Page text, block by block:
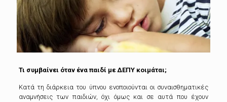
Τι συμβαίνει όταν ένα παιδί με ΔΕΠΥ κοιμάται;
Κατά τη διάρκεια του ύπνου ενοποιούνται οι συναισθηματικές
αναμνήσεις των παιδιών, όχι όμως και σε αυτά που έχουν